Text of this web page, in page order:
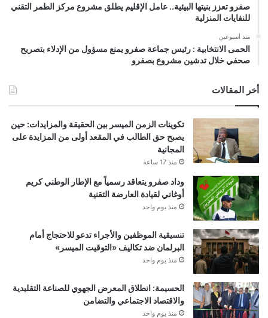
صفرو تعزز بنيتها البيئية.. عامل الإقليم يطلق مشروع مركز الطمر التقني
للنفايات المنزلية
منذ أسبوعين
الحمى الانتخابية : رئيس جماعة صفرو يمنع مسؤول من الإدلاء بتصريح
صحفي خلال تدشين مشروع بصفرو
أخر المقالات
تكوينات الزمن الميسر بين الحقيقة والمزايدات: حين
يصبح حق الطالب في المقعد أولى من المزايدة على
المجانية
منذ 17 ساعة
وداد صفرو يتعاقد رسمياً مع الإطار الوطني كريم
أوغاني لقيادة العارضة التقنية
منذ يوم واحد
تنسيقية الموظفين والأجراء تدعو للاحتجاج أمام
البرلمان ضد تكاليف «التوقيت الميسر»
منذ يوم واحد
الحسيمة: انطلاق المعرض الجهوي للصناعة التقليدية
والاقتصاد الاجتماعي والتضامن
منذ يوم واحد